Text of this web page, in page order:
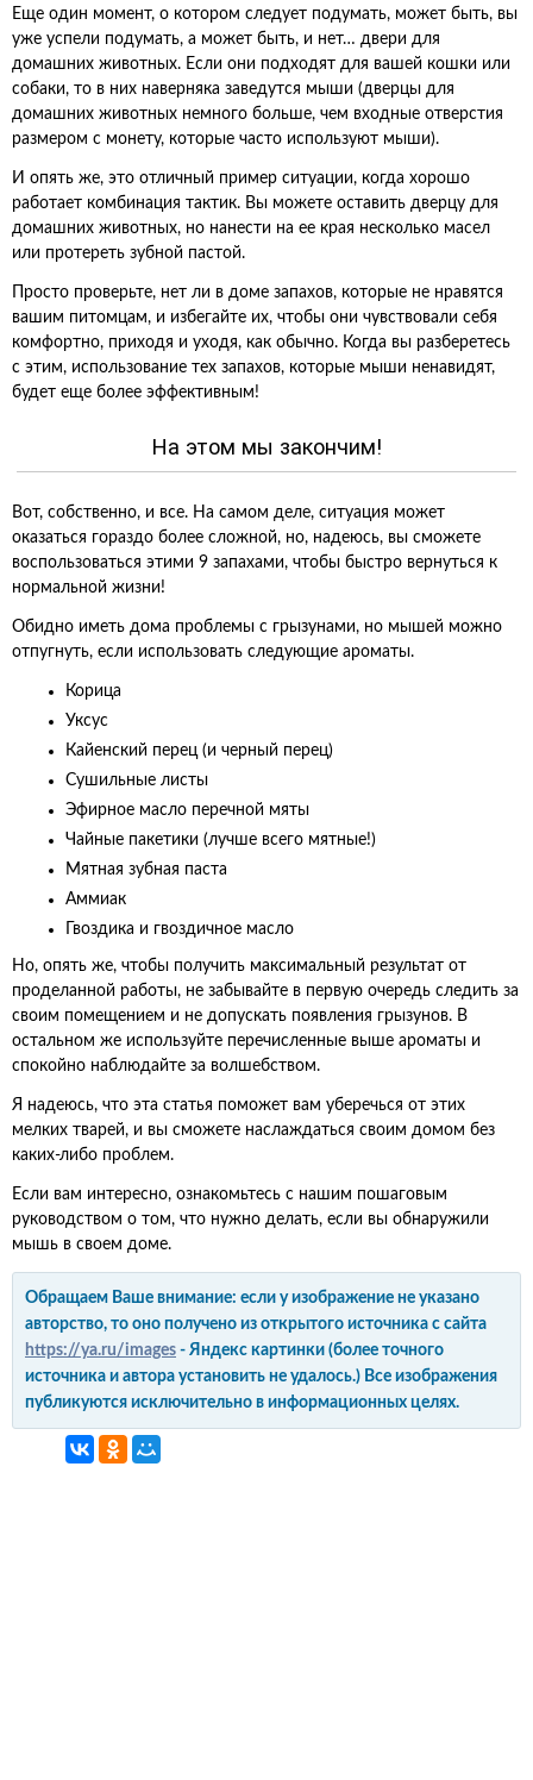
Еще один момент, о котором следует подумать, может быть, вы
уже успели подумать, а может быть, и нет… двери для
домашних животных. Если они подходят для вашей кошки или
собаки, то в них наверняка заведутся мыши (дверцы для
домашних животных немного больше, чем входные отверстия
размером с монету, которые часто используют мыши).
И опять же, это отличный пример ситуации, когда хорошо
работает комбинация тактик. Вы можете оставить дверцу для
домашних животных, но нанести на ее края несколько масел
или протереть зубной пастой.
Просто проверьте, нет ли в доме запахов, которые не нравятся
вашим питомцам, и избегайте их, чтобы они чувствовали себя
комфортно, приходя и уходя, как обычно. Когда вы разберетесь
с этим, использование тех запахов, которые мыши ненавидят,
будет еще более эффективным!
На этом мы закончим!
Вот, собственно, и все. На самом деле, ситуация может
оказаться гораздо более сложной, но, надеюсь, вы сможете
воспользоваться этими 9 запахами, чтобы быстро вернуться к
нормальной жизни!
Обидно иметь дома проблемы с грызунами, но мышей можно
отпугнуть, если использовать следующие ароматы.
Корица
Уксус
Кайенский перец (и черный перец)
Сушильные листы
Эфирное масло перечной мяты
Чайные пакетики (лучше всего мятные!)
Мятная зубная паста
Аммиак
Гвоздика и гвоздичное масло
Но, опять же, чтобы получить максимальный результат от
проделанной работы, не забывайте в первую очередь следить за
своим помещением и не допускать появления грызунов. В
остальном же используйте перечисленные выше ароматы и
спокойно наблюдайте за волшебством.
Я надеюсь, что эта статья поможет вам уберечься от этих
мелких тварей, и вы сможете наслаждаться своим домом без
каких-либо проблем.
Если вам интересно, ознакомьтесь с нашим пошаговым
руководством о том, что нужно делать, если вы обнаружили
мышь в своем доме.
Обращаем Ваше внимание: если у изображение не указано
авторство, то оно получено из открытого источника с сайта
https://ya.ru/images - Яндекс картинки (более точного
источника и автора установить не удалось.) Все изображения
публикуются исключительно в информационных целях.